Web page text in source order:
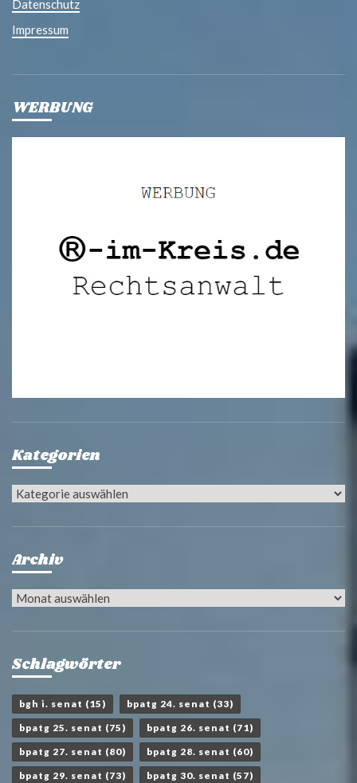
Datenschutz
Impressum
WERBUNG
Kategorien
Kategorien
Archiv
Archiv
Schlagwörter
bgh i. senat (15) bpatg 24. senat (33)
bpatg 25. senat (75) bpatg 26. senat (71)
bpatg 27. senat (80) bpatg 28. senat (60)
bpatg 29. senat (73) bpatg 30. senat (57)